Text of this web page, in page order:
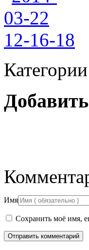
Имя
Сохранить моё имя,